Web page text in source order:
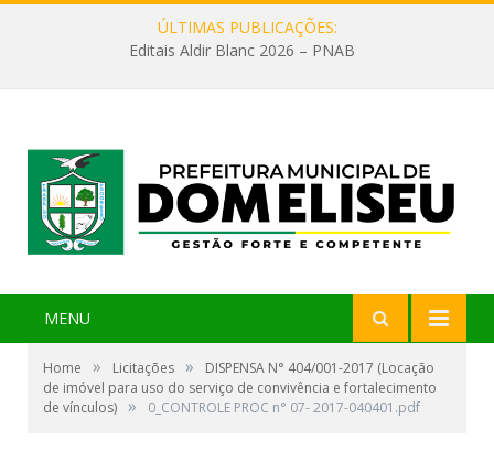
ÚLTIMAS PUBLICAÇÕES:
Editais Aldir Blanc 2026 – PNAB
MENU
Home » Licitações »
DISPENSA N° 404/001-2017 (Locação
de imóvel para uso do serviço de convivência e fortalecimento
de vínculos) » 0_CONTROLE PROC n° 07- 2017-040401.pdf